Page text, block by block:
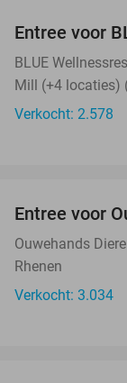
Entree voor
BLUE
Mill (+4 locaties)
Verkocht: 2.578
Entree voor
Ouwehands
Rhenen
Verkocht: 3.034